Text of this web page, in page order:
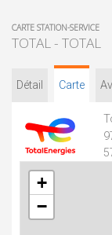
CARTE STATION-SERVICE
TOTAL - TOTAL
Détail Carte
+
−